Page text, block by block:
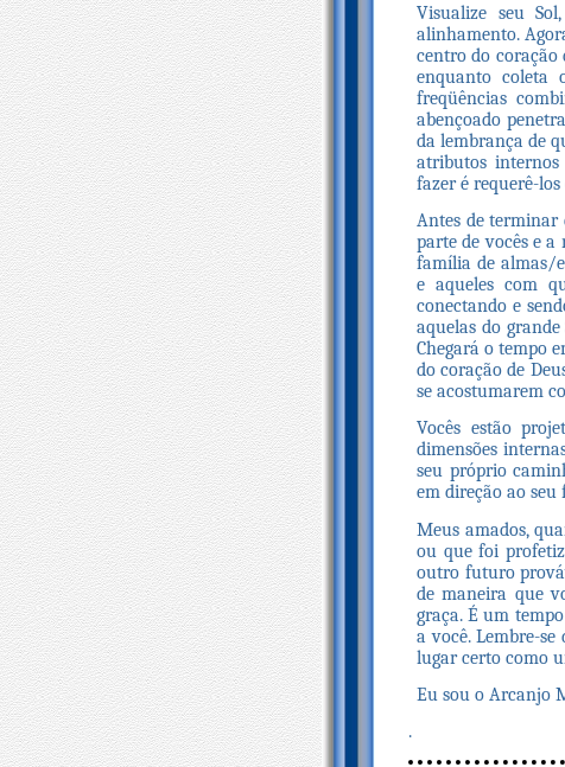
Visualize seu
alinhamento.
centro do coração
enquanto coleta
freqüências
abençoado
da lembrança de
atributos internos
fazer é requerê-
Antes de terminar
parte de vocês e
família de almas/
e aqueles com
conectando e
aquelas do
Chegará o tempo
do coração de
se acostumarem
Vocês estão
dimensões
seu próprio
em direção ao
Meus amados,
ou que foi
outro futuro
de maneira que
graça. É um
a você. Lembre-
lugar certo como
Eu sou o Arcanjo
.